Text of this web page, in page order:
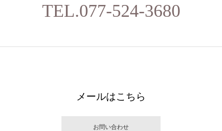
TEL.077-524-3680
メールはこちら
お問い合わせ